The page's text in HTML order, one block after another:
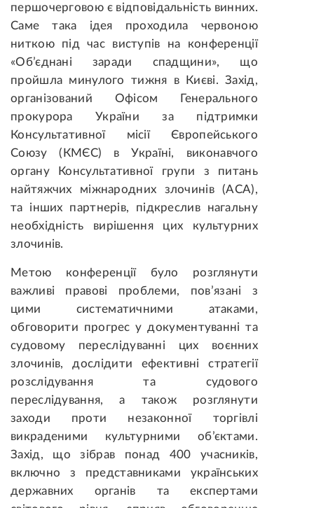
першочерговою є відповідальність винних.
Саме така ідея проходила червоною
ниткою під час виступів на конференції
«Об’єднані заради спадщини», що
пройшла минулого тижня в Києві. Захід,
організований Офісом Генерального
прокурора України за підтримки
Консультативної місії Європейського
Союзу (КМЄС) в Україні, виконавчого
органу Консультативної групи з питань
найтяжчих міжнародних злочинів (ACA),
та інших партнерів, підкреслив нагальну
необхідність вирішення цих культурних
злочинів.
Метою конференції було розглянути
важливі правові проблеми, пов’язані з
цими систематичними атаками,
обговорити прогрес у документуванні та
судовому переслідуванні цих воєнних
злочинів, дослідити ефективні стратегії
розслідування та судового
переслідування, а також розглянути
заходи проти незаконної торгівлі
викраденими культурними об’єктами.
Захід, що зібрав понад 400 учасників,
включно з представниками українських
державних органів та експертами